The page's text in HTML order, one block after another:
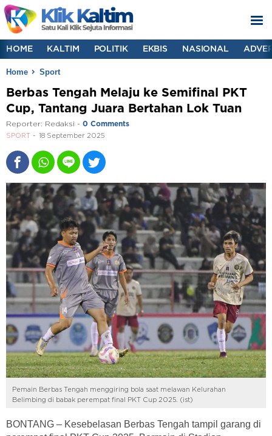
HOME KALTIM POLITIK EKBIS NASIONAL
Home Sport
Berbas Tengah Melaju ke Semifinal PKT
Cup, Tantang Juara Bertahan Lok Tuan
Reporter: Redaksi - 0 Comments
SPORT 18 September 2025
Pemain Berbas Tengah menggiring bola saat melawan Kelurahan
Belimbing di babak perempat final PKT Cup 2025. (ist)
BONTANG – Kesebelasan Berbas Tengah tampil garang di